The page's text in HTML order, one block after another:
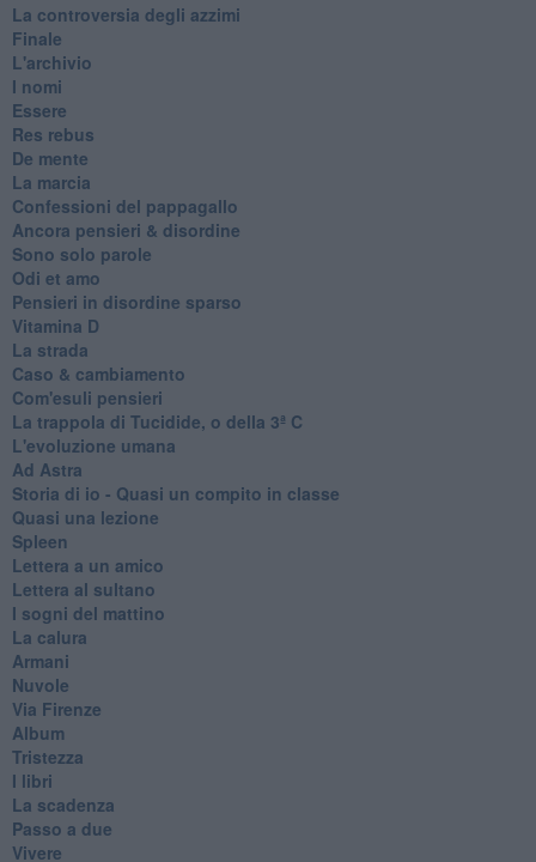
La controversia degli azzimi
Finale
L'archivio
I nomi
Essere
Res rebus
De mente
La marcia
Confessioni del pappagallo
Ancora pensieri & disordine
Sono solo parole
Odi et amo
Pensieri in disordine sparso
Vitamina D
La strada
Caso & cambiamento
Com'esuli pensieri
La trappola di Tucidide, o della 3ª C
L'evoluzione umana
Ad Astra
Storia di io - Quasi un compito in classe
Quasi una lezione
Spleen
Lettera a un amico
Lettera al sultano
I sogni del mattino
La calura
Armani
Nuvole
Via Firenze
Album
Tristezza
I libri
La scadenza
Passo a due
Vivere